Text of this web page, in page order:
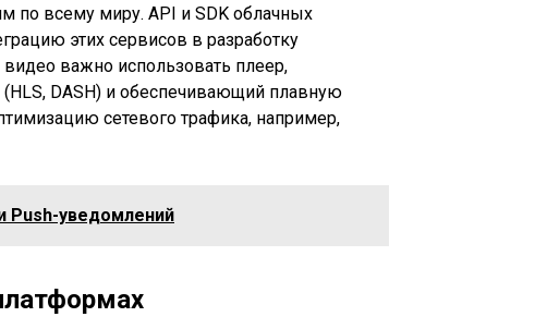
по всему миру. API и SDK облачных
этих сервисов в разработку
важно использовать плеер,
DASH) и обеспечивающий плавную
сетевого трафика, например,
Push-уведомлений